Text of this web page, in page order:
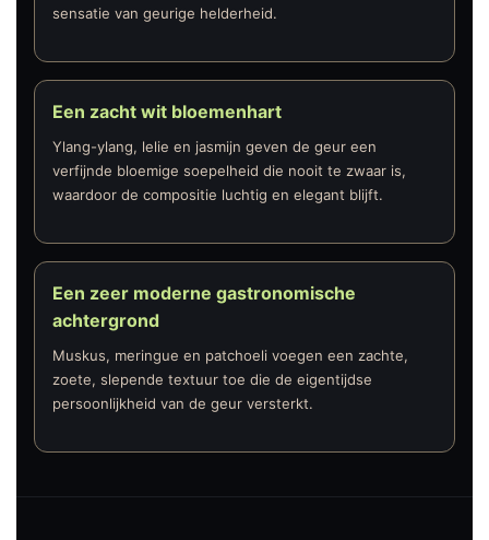
sensatie van geurige helderheid.
Een zacht wit bloemenhart
Ylang-ylang, lelie en jasmijn geven de geur een
verfijnde bloemige soepelheid die nooit te zwaar is,
waardoor de compositie luchtig en elegant blijft.
Een zeer moderne gastronomische
achtergrond
Muskus, meringue en patchoeli voegen een zachte,
zoete, slepende textuur toe die de eigentijdse
persoonlijkheid van de geur versterkt.